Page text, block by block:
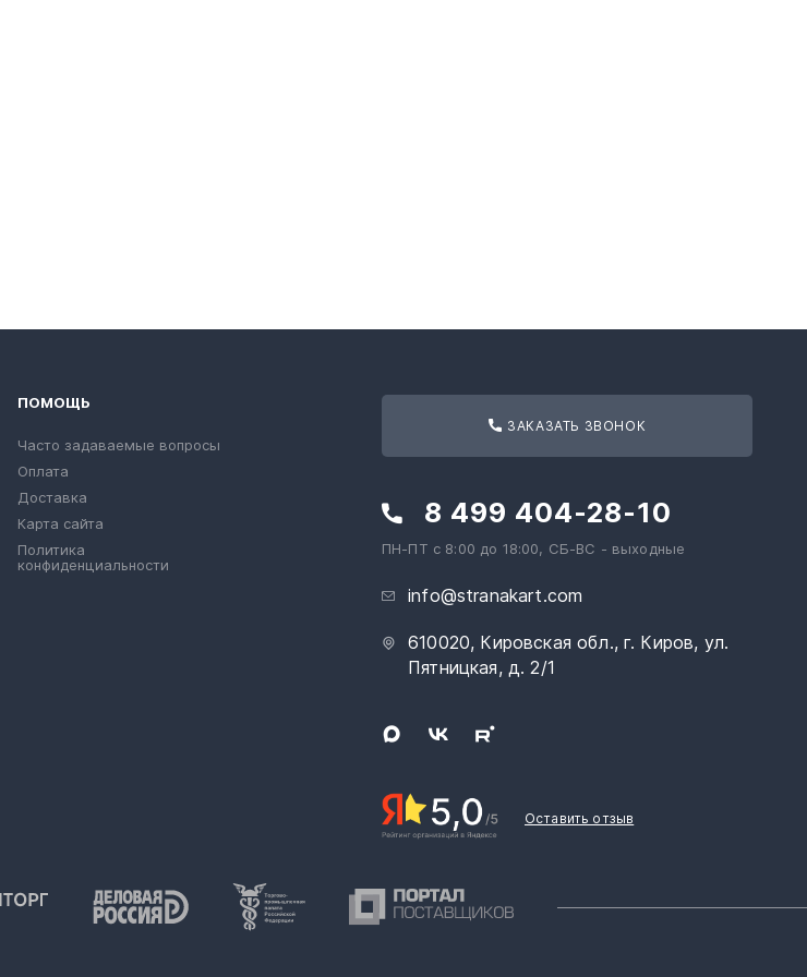
ПОМОЩЬ
Часто задаваемые вопросы
Оплата
Доставка
Карта сайта
Политика
конфиденциальности
ЗАКАЗАТЬ ЗВОНОК
8 499 404-28-10
ПН-ПТ с 8:00 до 18:00, СБ-ВС - выходные
info@stranakart.com
610020, Кировская обл., г. Киров, ул.
Пятницкая, д. 2/1
Оставить отзыв